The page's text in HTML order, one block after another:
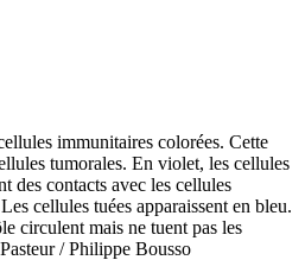
immunitaires colorées. Cette
tumorales. En violet, les cellules
des contacts avec les cellules
cellules tuées apparaissent en bleu.
circulent mais ne tuent pas les
/ Philippe Bousso